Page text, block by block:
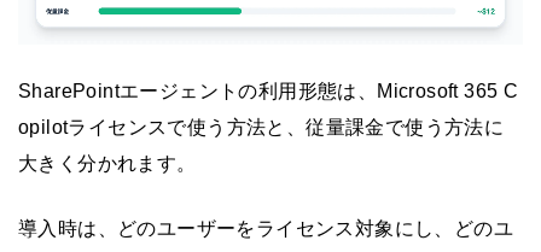
SharePointエージェントの利用形態は、Microsoft 365 C
opilotライセンスで使う方法と、従量課金で使う方法に
大きく分かれます。
導入時は、どのユーザーをライセンス対象にし、どのユ